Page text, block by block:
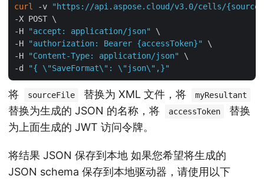
curl -v
"https://api.aspose.cloud/v3.0/cells/
-X POST \
-H
"accept: application/json"
\
-H
"authorization: Bearer {accessToken}"
\
-H
"Content-Type: application/json"
\
-d
"{ \"SaveFormat\": \"json\",}"
将 sourceFile 替换为 XML 文件，将 myResultant
替换为生成的 JSON 的名称，将 accessToken
替换
为上面生成的 JWT 访问令牌。
将结果 JSON 保存到本地 如果您希望将生成的
JSON schema 保存到本地驱动器，请使用以下